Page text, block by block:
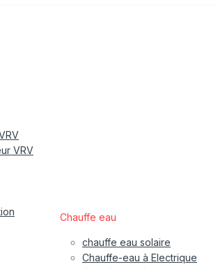
VRV
Chauffe eau
chauffe eau solaire
Chauffe-eau à Electrique